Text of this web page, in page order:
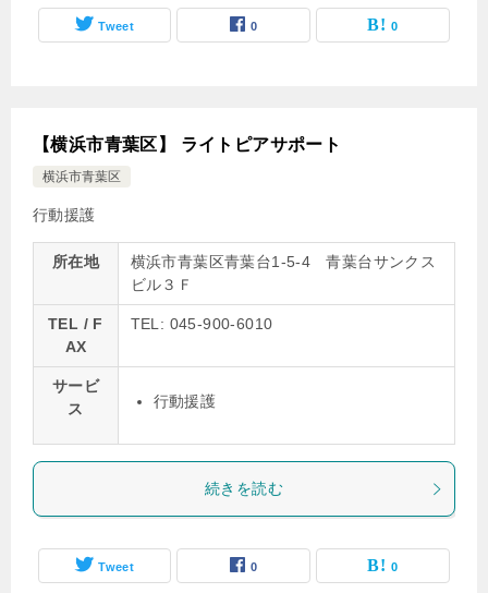
Tweet 0 0
【横浜市青葉区】 ライトピアサポート
横浜市青葉区
行動援護
所在地
横浜市青葉区青葉台1-5-4 青葉台サンクス
ビル３Ｆ
TEL / F
AX
TEL: 045-900-6010
サービ
ス
行動援護
続きを読む
Tweet 0 0